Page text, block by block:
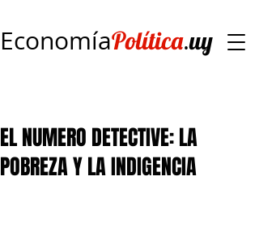
EconomíaPolítica.uy
EL NUMERO DETECTIVE: LA
POBREZA Y LA INDIGENCIA